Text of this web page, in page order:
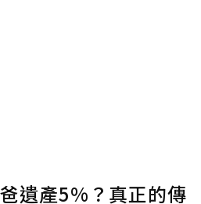
遺產5%？真正的傳